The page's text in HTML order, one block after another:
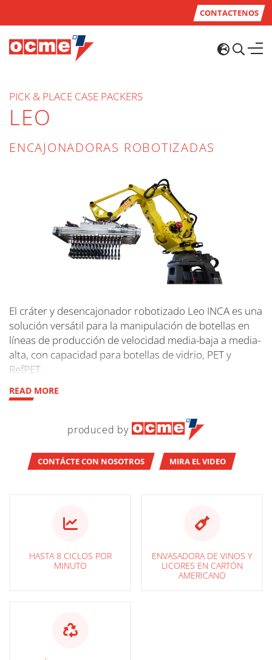
CONTACTENOS
PICK & PLACE CASE PACKERS
LEO
ENCAJONADORAS ROBOTIZADAS
El cráter y desencajonador robotizado Leo INCA es una
solución versátil para la manipulación de botellas en
líneas de producción de velocidad media-baja a media-
alta, con capacidad para botellas de vidrio, PET y
RefPET.
READ MORE
produced by
CONTÁCTE CON NOSOTROS MIRA EL VIDEO
HASTA 8 CICLOS POR
MINUTO
ENVASADORA DE VINOS Y
LICORES EN CARTÓN
AMERICANO